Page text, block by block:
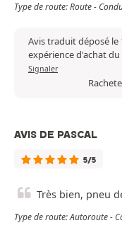
Type de route: Route -
Avis traduit déposé le
expérience d'achat du
Signaler
AVIS DE PASCAL
5/5
Très bien, pneu
Type de route: Autoroute -